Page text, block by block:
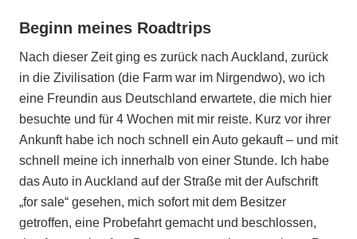
Beginn meines Roadtrips
Nach dieser Zeit ging es zurück nach Auckland, zurück
in die Zivilisation (die Farm war im Nirgendwo), wo ich
eine Freundin aus Deutschland erwartete, die mich hier
besuchte und für 4 Wochen mit mir reiste. Kurz vor ihrer
Ankunft habe ich noch schnell ein Auto gekauft – und mit
schnell meine ich innerhalb von einer Stunde. Ich habe
das Auto in Auckland auf der Straße mit der Aufschrift
„for sale“ gesehen, mich sofort mit dem Besitzer
getroffen, eine Probefahrt gemacht und beschlossen,